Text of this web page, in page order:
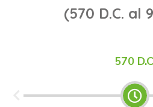
(570 D.C. al
570